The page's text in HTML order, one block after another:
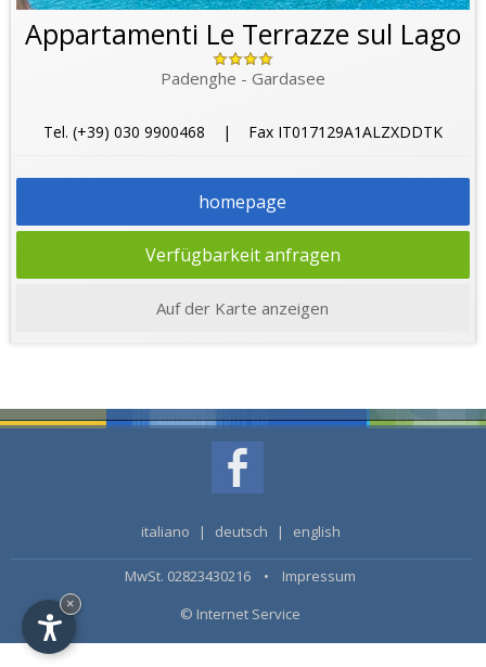
Appartamenti Le Terrazze sul Lago
Padenghe - Gardasee
Tel. (+39) 030 9900468 | Fax IT017129A1ALZXDDTK
homepage
Verfügbarkeit anfragen
Auf der Karte anzeigen
italiano | deutsch | english
MwSt. 02823430216 • Impressum
© Internet Service
×